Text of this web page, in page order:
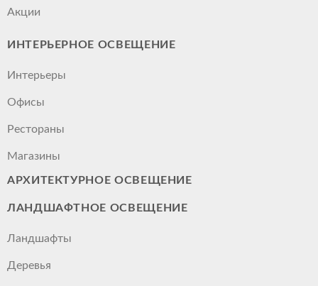
Акции
ИНТЕРЬЕРНОЕ ОСВЕЩЕНИЕ
Интерьеры
Офисы
Рестораны
Магазины
АРХИТЕКТУРНОЕ ОСВЕЩЕНИЕ
ЛАНДШАФТНОЕ ОСВЕЩЕНИЕ
Ландшафты
Деревья